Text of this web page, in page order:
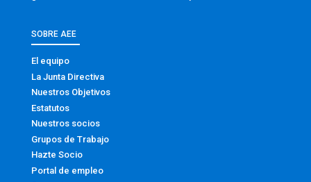
SOBRE AEE
El equipo
La Junta Directiva
Nuestros Objetivos
Estatutos
Nuestros socios
Grupos de Trabajo
Hazte Socio
Portal de empleo